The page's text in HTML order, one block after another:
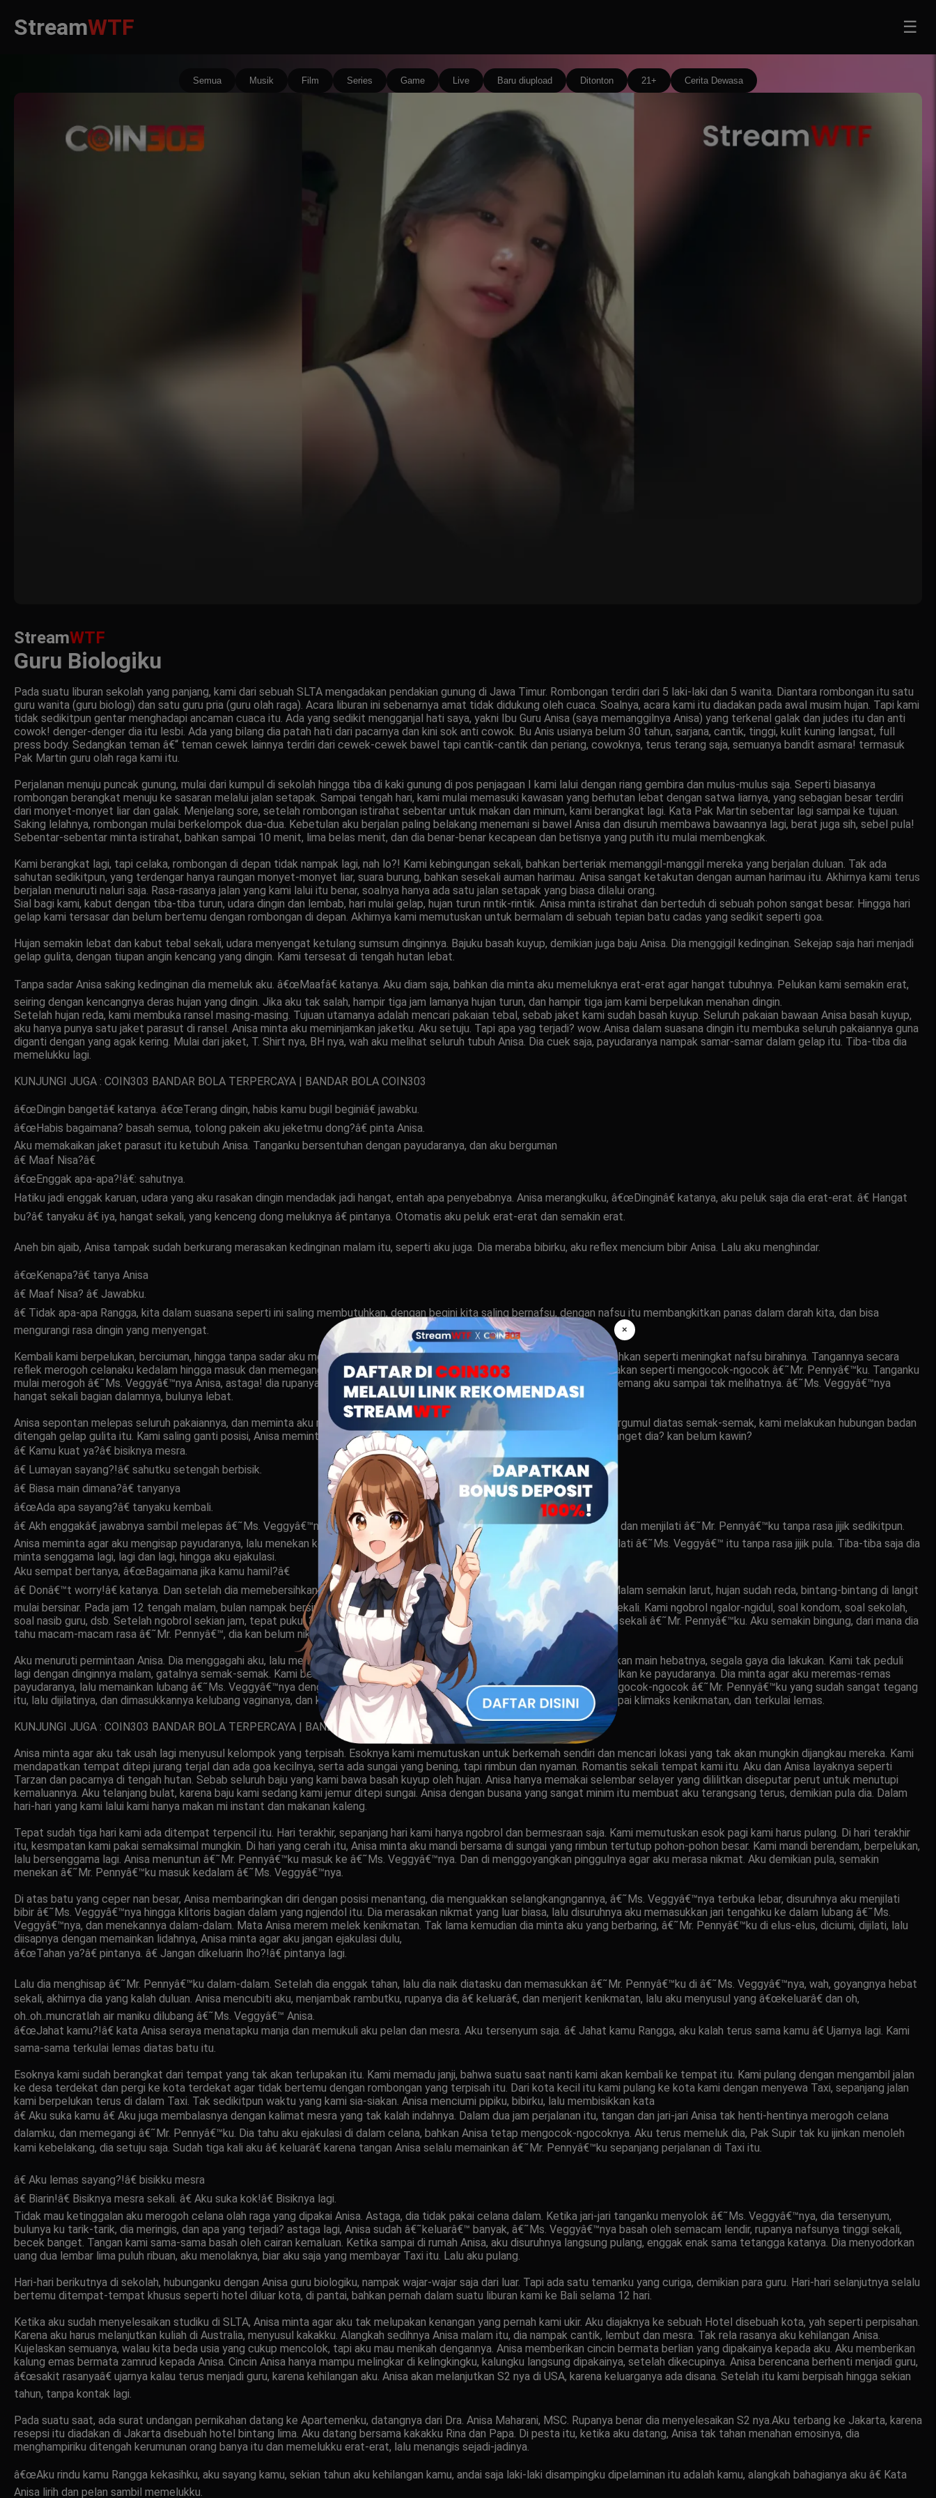
StreamWTF ☰
Semua Musik Film Series Game Live Baru diupload Ditonton 21+ Cerita Dewasa
StreamWTF
Guru Biologiku
Pada suatu liburan sekolah yang panjang, kami dari sebuah SLTA mengadakan pendakian gunung di Jawa Timur. Rombongan terdiri dari 5 laki-laki dan 5 wanita. Diantara rombongan itu satu
guru wanita (guru biologi) dan satu guru pria (guru olah raga). Acara liburan ini sebenarnya amat tidak didukung oleh cuaca. Soalnya, acara kami itu diadakan pada awal musim hujan. Tapi kami
tidak sedikitpun gentar menghadapi ancaman cuaca itu. Ada yang sedikit mengganjal hati saya, yakni Ibu Guru Anisa (saya memanggilnya Anisa) yang terkenal galak dan judes itu dan anti
cowok! denger-denger dia itu lesbi. Ada yang bilang dia patah hati dari pacarnya dan kini sok anti cowok. Bu Anis usianya belum 30 tahun, sarjana, cantik, tinggi, kulit kuning langsat, full
press body. Sedangkan teman â€“ teman cewek lainnya terdiri dari cewek-cewek bawel tapi cantik-cantik dan periang, cowoknya, terus terang saja, semuanya bandit asmara! termasuk
Pak Martin guru olah raga kami itu.
Perjalanan menuju puncak gunung, mulai dari kumpul di sekolah hingga tiba di kaki gunung di pos penjagaan I kami lalui dengan riang gembira dan mulus-mulus saja. Seperti biasanya
rombongan berangkat menuju ke sasaran melalui jalan setapak. Sampai tengah hari, kami mulai memasuki kawasan yang berhutan lebat dengan satwa liarnya, yang sebagian besar terdiri
dari monyet-monyet liar dan galak. Menjelang sore, setelah rombongan istirahat sebentar untuk makan dan minum, kami berangkat lagi. Kata Pak Martin sebentar lagi sampai ke tujuan.
Saking lelahnya, rombongan mulai berkelompok dua-dua. Kebetulan aku berjalan paling belakang menemani si bawel Anisa dan disuruh membawa bawaannya lagi, berat juga sih, sebel pula!
Sebentar-sebentar minta istirahat, bahkan sampai 10 menit, lima belas menit, dan dia benar-benar kecapean dan betisnya yang putih itu mulai membengkak.
Kami berangkat lagi, tapi celaka, rombongan di depan tidak nampak lagi, nah lo?! Kami kebingungan sekali, bahkan berteriak memanggil-manggil mereka yang berjalan duluan. Tak ada
sahutan sedikitpun, yang terdengar hanya raungan monyet-monyet liar, suara burung, bahkan sesekali auman harimau. Anisa sangat ketakutan dengan auman harimau itu. Akhirnya kami terus
berjalan menuruti naluri saja. Rasa-rasanya jalan yang kami lalui itu benar, soalnya hanya ada satu jalan setapak yang biasa dilalui orang.
Sial bagi kami, kabut dengan tiba-tiba turun, udara dingin dan lembab, hari mulai gelap, hujan turun rintik-rintik. Anisa minta istirahat dan berteduh di sebuah pohon sangat besar. Hingga hari
gelap kami tersasar dan belum bertemu dengan rombongan di depan. Akhirnya kami memutuskan untuk bermalam di sebuah tepian batu cadas yang sedikit seperti goa.
Hujan semakin lebat dan kabut tebal sekali, udara menyengat ketulang sumsum dinginnya. Bajuku basah kuyup, demikian juga baju Anisa. Dia menggigil kedinginan. Sekejap saja hari menjadi
gelap gulita, dengan tiupan angin kencang yang dingin. Kami tersesat di tengah hutan lebat.
Tanpa sadar Anisa saking kedinginan dia memeluk aku. â€œMaafâ€ katanya. Aku diam saja, bahkan dia minta aku memeluknya erat-erat agar hangat tubuhnya. Pelukan kami semakin erat,
seiring dengan kencangnya deras hujan yang dingin. Jika aku tak salah, hampir tiga jam lamanya hujan turun, dan hampir tiga jam kami berpelukan menahan dingin.
Setelah hujan reda, kami membuka ransel masing-masing. Tujuan utamanya adalah mencari pakaian tebal, sebab jaket kami sudah basah kuyup. Seluruh pakaian bawaan Anisa basah kuyup,
aku hanya punya satu jaket parasut di ransel. Anisa minta aku meminjamkan jaketku. Aku setuju. Tapi apa yag terjadi? wow..Anisa dalam suasana dingin itu membuka seluruh pakaiannya guna
diganti dengan yang agak kering. Mulai dari jaket, T. Shirt nya, BH nya, wah aku melihat seluruh tubuh Anisa. Dia cuek saja, payudaranya nampak samar-samar dalam gelap itu. Tiba-tiba dia
memelukku lagi.
KUNJUNGI JUGA : COIN303 BANDAR BOLA TERPERCAYA | BANDAR BOLA COIN303
â€œDingin bangetâ€ katanya. â€œTerang dingin, habis kamu bugil beginiâ€ jawabku.
â€œHabis bagaimana? basah semua, tolong pakein aku jeketmu dong?â€ pinta Anisa.
Aku memakaikan jaket parasut itu ketubuh Anisa. Tanganku bersentuhan dengan payudaranya, dan aku berguman
â€ Maaf Nisa?â€
â€œEnggak apa-apa?!â€: sahutnya.
Hatiku jadi enggak karuan, udara yang aku rasakan dingin mendadak jadi hangat, entah apa penyebabnya. Anisa merangkulku, â€œDinginâ€ katanya, aku peluk saja dia erat-erat. â€ Hangat
bu?â€ tanyaku â€ iya, hangat sekali, yang kenceng dong meluknya â€ pintanya. Otomatis aku peluk erat-erat dan semakin erat.
Aneh bin ajaib, Anisa tampak sudah berkurang merasakan kedinginan malam itu, seperti aku juga. Dia meraba bibirku, aku reflex mencium bibir Anisa. Lalu aku menghindar.
â€œKenapa?â€ tanya Anisa
â€ Maaf Nisa? â€ Jawabku.
â€ Tidak apa-apa Rangga, kita dalam suasana seperti ini saling membutuhkan, dengan begini kita saling bernafsu, dengan nafsu itu membangkitkan panas dalam darah kita, dan bisa
mengurangi rasa dingin yang menyengat.
Kembali kami berpelukan, berciuman, hingga tanpa sadar aku memegang payudaranya Anisa yang montok itu, dia diam saja, bahkan seperti meningkat nafsu birahinya. Tangannya secara
reflek merogoh celanaku kedalam hingga masuk dan memegang penisku. Kami masih berciuman, tangan Anisa melakukan gerakan seperti mengocok-ngocok â€˜Mr. Pennyâ€™ku. Tanganku
mulai merogoh â€˜Ms. Veggyâ€™nya Anisa, astaga! dia rupanya sudah melepas celana dalamnya sedari tadi. Karena remang-remang aku sampai tak melihatnya. â€˜Ms. Veggyâ€™nya
hangat sekali bagian dalamnya, bulunya lebat.
Anisa sepontan melepas seluruh pakaiannya, dan meminta aku melepas pula. Aku tanpa basa basi lagi langsung bugil. Kami bergumul diatas semak-semak, kami melakukan hubungan badan
ditengah gelap gulita itu. Kami saling ganti posisi, Anisa meminta aku dibawah, dia diatas. Astaga, goyangnya!! Pengalaman banget dia? kan belum kawin?
â€ Kamu kuat ya?â€ bisiknya mesra.
â€ Lumayan sayang?!â€ sahutku setengah berbisik.
â€ Biasa main dimana?â€ tanyanya
â€œAda apa sayang?â€ tanyaku kembali.
â€ Akh enggakâ€ jawabnya sambil melepas â€˜Ms. Veggyâ€™nya dari â€˜Mr. Pennyâ€™ku, dan dengan cekatan dia mengisap dan menjilati â€˜Mr. Pennyâ€™ku tanpa rasa jijik sedikitpun.
Anisa meminta agar aku mengisap payudaranya, lalu menekan kepalaku dan menuntunnya ke arah â€˜Ms. Veggyâ€™nya. Aku jilati â€˜Ms. Veggyâ€™ itu tanpa rasa jijik pula. Tiba-tiba saja dia
minta senggama lagi, lagi dan lagi, hingga aku ejakulasi.
Aku sempat bertanya, â€œBagaimana jika kamu hamil?â€
â€ Donâ€™t worry!â€ katanya. Dan setelah dia memebersihkan â€˜Ms. Veggyâ€™nya dari spermaku, dia merangkul aku lagi. Malam semakin larut, hujan sudah reda, bintang-bintang di langit
mulai bersinar. Pada jam 12 tengah malam, bulan nampak bersinar terang benderang. Paras Anisa tampak anggun dan cantik sekali. Kami ngobrol ngalor-ngidul, soal kondom, soal sekolah,
soal nasib guru, dsb. Setelah ngobrol sekian jam, tepat pukul 3 malam, Anisa minta bersetubuh denganku lagi, katanya nikmat sekali â€˜Mr. Pennyâ€™ku. Aku semakin bingung, dari mana dia
tahu macam-macam rasa â€˜Mr. Pennyâ€™, dia kan belum nikah? tidak punya pacar? kata orang dia lesbi.
Aku menuruti permintaan Anisa. Dia menggagahi aku, lalu meminta aku melakukan pemanasan sex (foreplay). Mainan Anisa bukan main hebatnya, segala gaya dia lakukan. Kami tak peduli
lagi dengan dinginnya malam, gatalnya semak-semak. Kami bergumul dan bergumul lagi. Anisa meraih tanganku dan menempelkan ke payudaranya. Dia minta agar aku meremas-remas
payudaranya, lalu memainkan lubang â€˜Ms. Veggyâ€™nya dengan jariku, menjilati sekujur bagian dagu. Tak kalah pula dia mengocok-ngocok â€˜Mr. Pennyâ€™ku yang sudah sangat tegang
itu, lalu dijilatinya, dan dimasukkannya kelubang vaginanya, dan kami saling goyang menggoyang dan hingga kami saling mencapai klimaks kenikmatan, dan terkulai lemas.
KUNJUNGI JUGA : COIN303 BANDAR BOLA TERPERCAYA | BANDAR BOLA COIN303
Anisa minta agar aku tak usah lagi menyusul kelompok yang terpisah. Esoknya kami memutuskan untuk berkemah sendiri dan mencari lokasi yang tak akan mungkin dijangkau mereka. Kami
mendapatkan tempat ditepi jurang terjal dan ada goa kecilnya, serta ada sungai yang bening, tapi rimbun dan nyaman. Romantis sekali tempat kami itu. Aku dan Anisa layaknya seperti
Tarzan dan pacarnya di tengah hutan. Sebab seluruh baju yang kami bawa basah kuyup oleh hujan. Anisa hanya memakai selembar selayer yang dililitkan diseputar perut untuk menutupi
kemaluannya. Aku telanjang bulat, karena baju kami sedang kami jemur ditepi sungai. Anisa dengan busana yang sangat minim itu membuat aku terangsang terus, demikian pula dia. Dalam
hari-hari yang kami lalui kami hanya makan mi instant dan makanan kaleng.
Tepat sudah tiga hari kami ada ditempat terpencil itu. Hari terakhir, sepanjang hari kami hanya ngobrol dan bermesraan saja. Kami memutuskan esok pagi kami harus pulang. Di hari terakhir
itu, kesmpatan kami pakai semaksimal mungkin. Di hari yang cerah itu, Anisa minta aku mandi bersama di sungai yang rimbun tertutup pohon-pohon besar. Kami mandi berendam, berpelukan,
lalu bersenggama lagi. Anisa menuntun â€˜Mr. Pennyâ€™ku masuk ke â€˜Ms. Veggyâ€™nya. Dan di menggoyangkan pinggulnya agar aku merasa nikmat. Aku demikian pula, semakin
menekan â€˜Mr. Pennyâ€™ku masuk kedalam â€˜Ms. Veggyâ€™nya.
Di atas batu yang ceper nan besar, Anisa membaringkan diri dengan posisi menantang, dia menguakkan selangkangngannya, â€˜Ms. Veggyâ€™nya terbuka lebar, disuruhnya aku menjilati
bibir â€˜Ms. Veggyâ€™nya hingga klitoris bagian dalam yang ngjendol itu. Dia merasakan nikmat yang luar biasa, lalu disuruhnya aku memasukkan jari tengahku ke dalam lubang â€˜Ms.
Veggyâ€™nya, dan menekannya dalam-dalam. Mata Anisa merem melek kenikmatan. Tak lama kemudian dia minta aku yang berbaring, â€˜Mr. Pennyâ€™ku di elus-elus, diciumi, dijilati, lalu
diisapnya dengan memainkan lidahnya, Anisa minta agar aku jangan ejakulasi dulu,
â€œTahan ya?â€ pintanya. â€ Jangan dikeluarin lho?!â€ pintanya lagi.
Lalu dia menghisap â€˜Mr. Pennyâ€™ku dalam-dalam. Setelah dia enggak tahan, lalu dia naik diatasku dan memasukkan â€˜Mr. Pennyâ€™ku di â€˜Ms. Veggyâ€™nya, wah, goyangnya hebat
sekali, akhirnya dia yang kalah duluan. Anisa mencubiti aku, menjambak rambutku, rupanya dia â€ keluarâ€, dan menjerit kenikmatan, lalu aku menyusul yang â€œkeluarâ€ dan oh,
oh..oh..muncratlah air maniku dilubang â€˜Ms. Veggyâ€™ Anisa.
â€œJahat kamu?!â€ kata Anisa seraya menatapku manja dan memukuli aku pelan dan mesra. Aku tersenyum saja. â€ Jahat kamu Rangga, aku kalah terus sama kamu â€ Ujarnya lagi. Kami
sama-sama terkulai lemas diatas batu itu.
Esoknya kami sudah berangkat dari tempat yang tak akan terlupakan itu. Kami memadu janji, bahwa suatu saat nanti kami akan kembali ke tempat itu. Kami pulang dengan mengambil jalan
ke desa terdekat dan pergi ke kota terdekat agar tidak bertemu dengan rombongan yang terpisah itu. Dari kota kecil itu kami pulang ke kota kami dengan menyewa Taxi, sepanjang jalan
kami berpelukan terus di dalam Taxi. Tak sedikitpun waktu yang kami sia-siakan. Anisa menciumi pipiku, bibirku, lalu membisikkan kata
â€ Aku suka kamu â€ Aku juga membalasnya dengan kalimat mesra yang tak kalah indahnya. Dalam dua jam perjalanan itu, tangan dan jari-jari Anisa tak henti-hentinya merogoh celana
dalamku, dan memegangi â€˜Mr. Pennyâ€™ku. Dia tahu aku ejakulasi di dalam celana, bahkan Anisa tetap mengocok-ngocoknya. Aku terus memeluk dia, Pak Supir tak ku ijinkan menoleh
kami kebelakang, dia setuju saja. Sudah tiga kali aku â€ keluarâ€ karena tangan Anisa selalu memainkan â€˜Mr. Pennyâ€™ku sepanjang perjalanan di Taxi itu.
â€ Aku lemas sayang?!â€ bisikku mesra
â€ Biarin!â€ Bisiknya mesra sekali. â€ Aku suka kok!â€ Bisiknya lagi.
Tidak mau ketinggalan aku merogoh celana olah raga yang dipakai Anisa. Astaga, dia tidak pakai celana dalam. Ketika jari-jari tanganku menyolok â€˜Ms. Veggyâ€™nya, dia tersenyum,
bulunya ku tarik-tarik, dia meringis, dan apa yang terjadi? astaga lagi, Anisa sudah â€˜keluarâ€™ banyak, â€˜Ms. Veggyâ€™nya basah oleh semacam lendir, rupanya nafsunya tinggi sekali,
becek banget. Tangan kami sama-sama basah oleh cairan kemaluan. Ketika sampai di rumah Anisa, aku disuruhnya langsung pulang, enggak enak sama tetangga katanya. Dia menyodorkan
uang dua lembar lima puluh ribuan, aku menolaknya, biar aku saja yang membayar Taxi itu. Lalu aku pulang.
Hari-hari berikutnya di sekolah, hubunganku dengan Anisa guru biologiku, nampak wajar-wajar saja dari luar. Tapi ada satu temanku yang curiga, demikian para guru. Hari-hari selanjutnya selalu
bertemu ditempat-tempat khusus seperti hotel diluar kota, di pantai, bahkan pernah dalam suatu liburan kami ke Bali selama 12 hari.
Ketika aku sudah menyelesaikan studiku di SLTA, Anisa minta agar aku tak melupakan kenangan yang pernah kami ukir. Aku diajaknya ke sebuah Hotel disebuah kota, yah seperti perpisahan.
Karena aku harus melanjutkan kuliah di Australia, menyusul kakakku. Alangkah sedihnya Anisa malam itu, dia nampak cantik, lembut dan mesra. Tak rela rasanya aku kehilangan Anisa.
Kujelaskan semuanya, walau kita beda usia yang cukup mencolok, tapi aku mau menikah dengannya. Anisa memberikan cincin bermata berlian yang dipakainya kepada aku. Aku memberikan
kalung emas bermata zamrud kepada Anisa. Cincin Anisa hanya mampu melingkar di kelingkingku, kalungku langsung dipakainya, setelah dikecupinya. Anisa berencana berhenti menjadi guru,
â€œsakit rasanyaâ€ ujarnya kalau terus menjadi guru, karena kehilangan aku. Anisa akan melanjutkan S2 nya di USA, karena keluarganya ada disana. Setelah itu kami berpisah hingga sekian
tahun, tanpa kontak lagi.
Pada suatu saat, ada surat undangan pernikahan datang ke Apartemenku, datangnya dari Dra. Anisa Maharani, MSC. Rupanya benar dia menyelesaikan S2 nya.Aku terbang ke Jakarta, karena
resepsi itu diadakan di Jakarta disebuah hotel bintang lima. Aku datang bersama kakakku Rina dan Papa. Di pesta itu, ketika aku datang, Anisa tak tahan menahan emosinya, dia
menghampiriku ditengah kerumunan orang banya itu dan memelukku erat-erat, lalu menangis sejadi-jadinya.
â€œAku rindu kamu Rangga kekasihku, aku sayang kamu, sekian tahun aku kehilangan kamu, andai saja laki-laki disampingku dipelaminan itu adalah kamu, alangkah bahagianya aku â€ Kata
Anisa lirih dan pelan sambil memelukku.
×